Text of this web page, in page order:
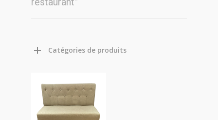
Catégories de produits